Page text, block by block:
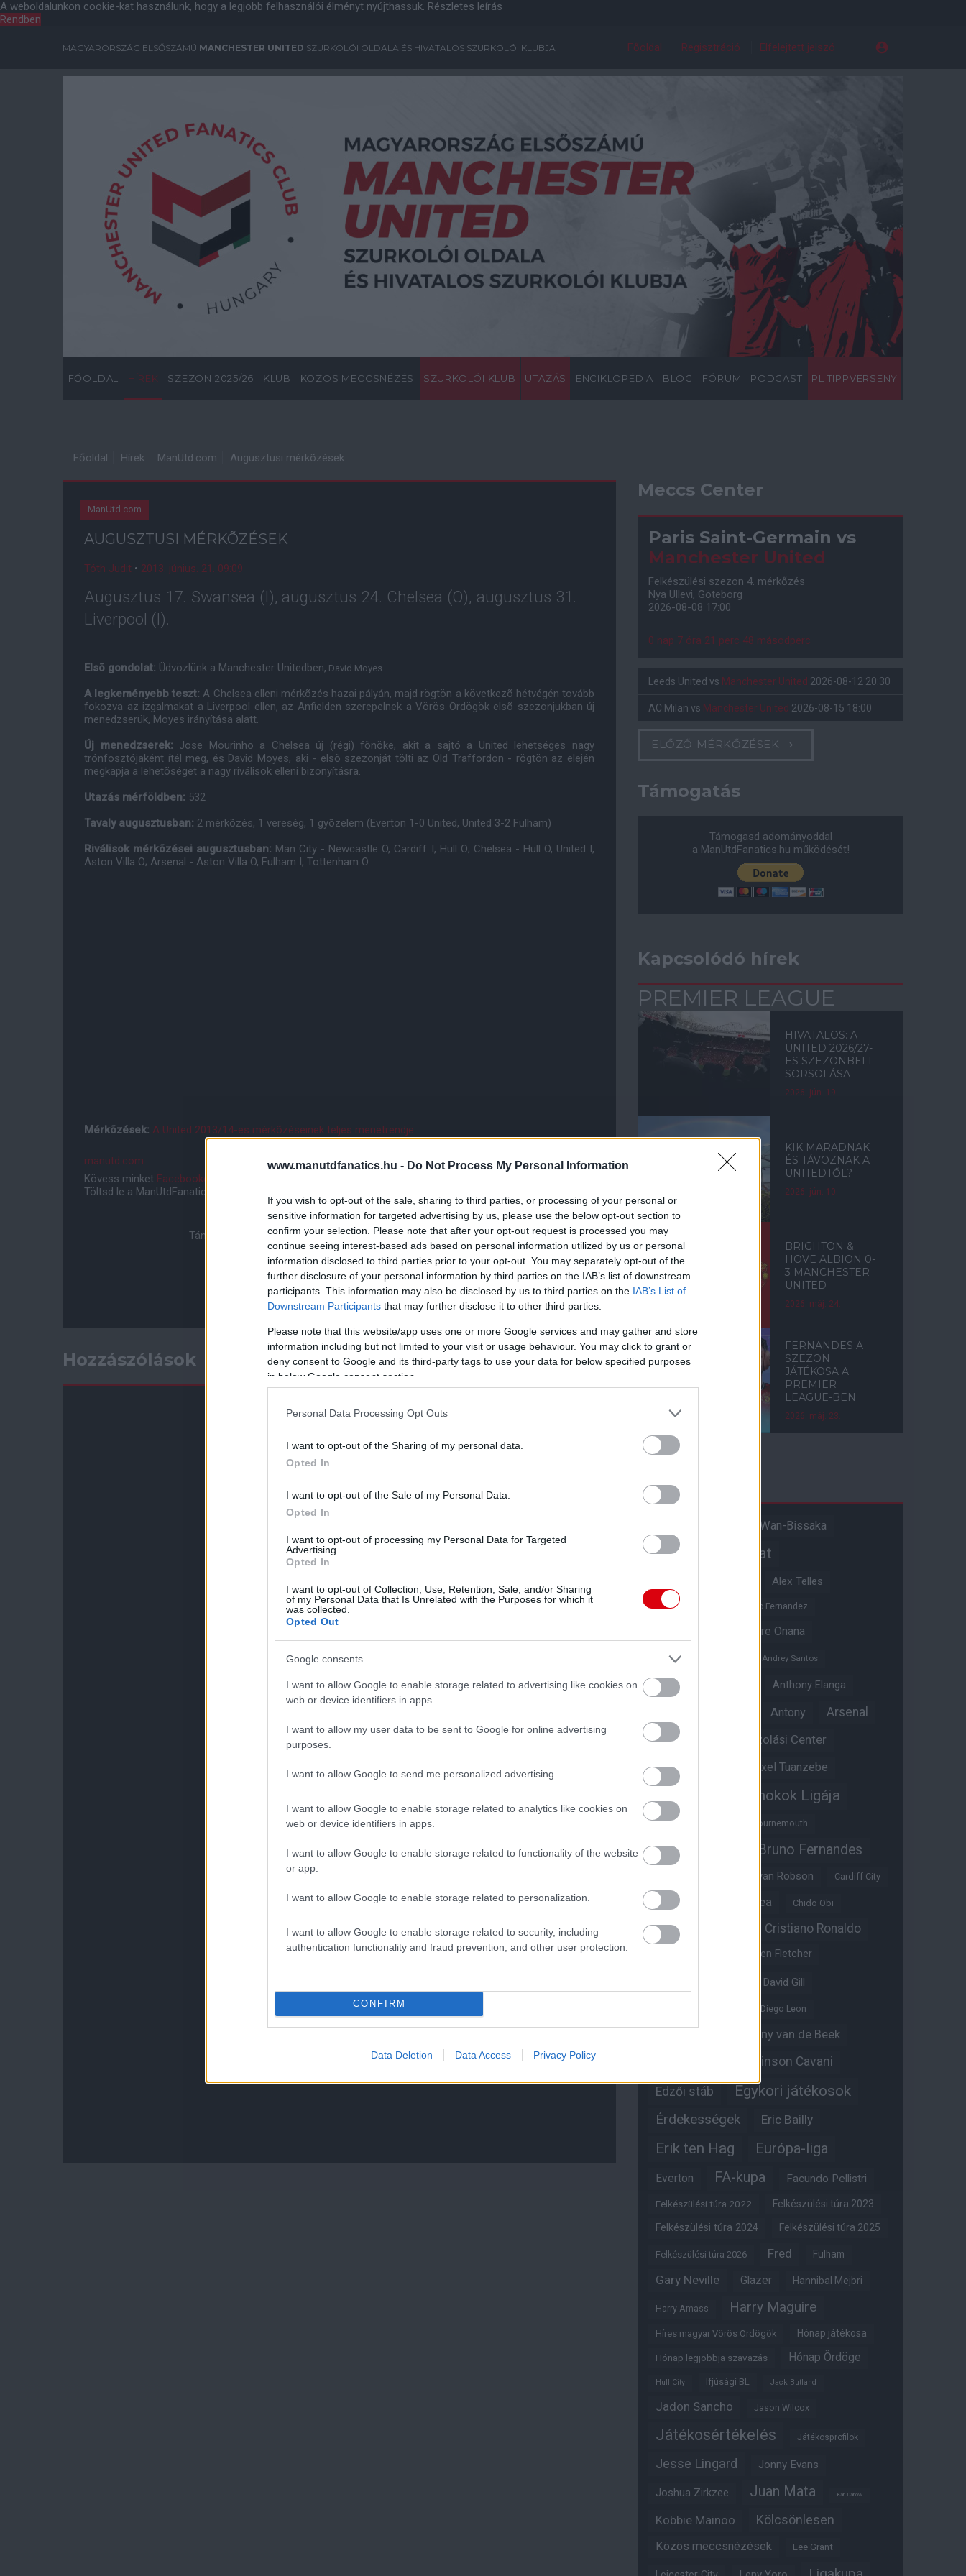
www.manutdfanatics.hu - Do Not Process My Personal Information
If you wish to opt-out of the sale, sharing to third parties, or processing of your personal or
sensitive information for targeted advertising by us, please use the below opt-out section to
confirm your selection. Please note that after your opt-out request is processed you may
continue seeing interest-based ads based on personal information utilized by us or personal
information disclosed to third parties prior to your opt-out. You may separately opt-out of the
further disclosure of your personal information by third parties on the IAB’s list of downstream
participants. This information may also be disclosed by us to third parties on the IAB’s List of
Downstream Participants that may further disclose it to other third parties.
Please note that this website/app uses one or more Google services and may gather and store
information including but not limited to your visit or usage behaviour. You may click to grant or
deny consent to Google and its third-party tags to use your data for below specified purposes
in below Google consent section.
Personal Data Processing Opt Outs
I want to opt-out of the Sharing of my personal data.
Opted In
I want to opt-out of the Sale of my Personal Data.
Opted In
I want to opt-out of processing my Personal Data for Targeted
Advertising.
Opted In
I want to opt-out of Collection, Use, Retention, Sale, and/or Sharing
of my Personal Data that Is Unrelated with the Purposes for which it
was collected.
Opted Out
Google consents
I want to allow Google to enable storage related to advertising like cookies on
web or device identifiers in apps.
I want to allow my user data to be sent to Google for online advertising
purposes.
I want to allow Google to send me personalized advertising.
I want to allow Google to enable storage related to analytics like cookies on
web or device identifiers in apps.
I want to allow Google to enable storage related to functionality of the website
or app.
I want to allow Google to enable storage related to personalization.
I want to allow Google to enable storage related to security, including
authentication functionality and fraud prevention, and other user protection.
CONFIRM
Data Deletion Data Access Privacy Policy
A weboldalunkon cookie-kat használunk, hogy a legjobb felhasználói élményt nyújthassuk. Részletes leírás
Rendben
MAGYARORSZÁG ELSŐSZÁMÚ MANCHESTER UNITED SZURKOLÓI OLDALA ÉS HIVATALOS SZURKOLÓI KLUBJA Főoldal Regisztráció Elfelejtett jelszó
FŐOLDAL HÍREK SZEZON 2025/26 KLUB KÖZÖS MECCSNÉZÉS SZURKOLÓI KLUB UTAZÁS ENCIKLOPÉDIA BLOG FÓRUM PODCAST PL TIPPVERSENY
Főoldal Hírek ManUtd.com Augusztusi mérkõzések
ManUtd.com
AUGUSZTUSI MÉRKÕZÉSEK
Tóth Judit • 2013. június. 21. 09:09
Augusztus 17. Swansea (I), augusztus 24. Chelsea (O), augusztus 31.
Liverpool (I).
Elsõ gondolat: Üdvözlünk a Manchester Unitedben, David Moyes.
A legkeményebb teszt: A Chelsea elleni mérkõzés hazai pályán, majd rögtön a következõ hétvégén tovább
fokozva az izgalmakat a Liverpool ellen, az Anfielden szerepelnek a Vörös Ördögök elsõ szezonjukban új
menedzserük, Moyes irányítása alatt.
Új menedzserek: Jose Mourinho a Chelsea új (régi) fõnöke, akit a sajtó a United lehetséges nagy
trónfosztójaként ítél meg, és David Moyes, aki - elsõ szezonját tölti az Old Traffordon - rögtön az elején
megkapja a lehetõséget a nagy riválisok elleni bizonyításra.
Utazás mérföldben: 532
Tavaly augusztusban: 2 mérkõzés, 1 vereség, 1 gyõzelem (Everton 1-0 United, United 3-2 Fulham)
Riválisok mérkõzései augusztusban: Man City - Newcastle O, Cardiff I, Hull O; Chelsea - Hull O, United I,
Aston Villa O; Arsenal - Aston Villa O, Fulham I, Tottenham O
Mérkõzések: A United 2013/14-es mérkõzéseinek teljes menetrendje.
manutd.com
Kövess minket Facebookon
Töltsd le a ManUtdFanatics.hu mobil applikációt
Támogasd adományoddal a ManUtdFanatics.hu működését!
Hozzászólások
Meccs Center
Paris Saint-Germain vs
Manchester United
Felkészülési szezon 4. mérkőzés
Nya Ullevi, Göteborg
2026-08-08 17:00
0 nap 7 óra 21 perc 47 másodperc
Leeds United vs Manchester United 2026-08-12 20:30
AC Milan vs Manchester United 2026-08-15 18:00
ELŐZŐ MÉRKŐZÉSEK
Támogatás
Támogasd adományoddal
a ManUtdFanatics.hu működését!
Kapcsolódó hírek
PREMIER LEAGUE
HIVATALOS: A
UNITED 2026/27-
ES SZEZONBELI
SORSOLÁSA
2026. jún. 19.
KIK MARADNAK
ÉS TÁVOZNAK A
UNITEDTŐL?
2026. jún. 10.
BRIGHTON &
HOVE ALBION 0-
3 MANCHESTER
UNITED
2026. máj. 24.
FERNANDES A
SZEZON
JÁTÉKOSA A
PREMIER
LEAGUE-BEN
2026. máj. 23.
Aaron Wan-Bissaka
Akadémiai csapat
Alex Telles
Altay Bayindir Alvaro Fernandez
Andre Onana
Andreas Pereira
Andrey Santos
Angol válogatott Anthony Elanga
Antony Arsenal
Aston Villa Átigazolási Center
Átigazolások Axel Tuanzebe
Bajnokok Ligája
Benjamin Sesko Bournemouth
Brandon Williams Bruno Fernandes
Bryan Robson Cardiff City
Casemiro Chelsea Chido Obi
Christian Eriksen Cristiano Ronaldo
Darren Fletcher
David Gill
Diego Leon
Donny van de Beek
Edinson Cavani
Edzői stáb Egykori játékosok
Érdekességek Eric Bailly
Erik ten Hag Európa-liga
Everton FA-kupa Facundo Pellistri
Felkészülési túra 2022 Felkészülési túra 2023
Felkészülési túra 2024 Felkészülési túra 2025
Felkészülési túra 2026 Fred Fulham
Gary Neville Glazer Hannibal Mejbri
Harry Amass Harry Maguire
Híres magyar Vörös Ördögök Hónap játékosa
Hónap legjobbja szavazás Hónap Ördöge
Hull City Ifjúsági BL Jack Butland
Jadon Sancho Jason Wilcox
Játékosértékelés Játékosprofilok
Jesse Lingard Jonny Evans
Joshua Zirkzee Juan Mata Karl Darlow
Kobbie Mainoo Kölcsönlesen
Közös meccsnézések Lee Grant